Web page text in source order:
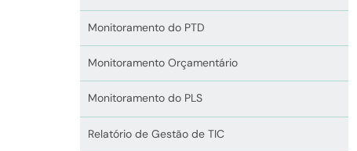
Monitoramento do PTD
Monitoramento Orçamentário
Monitoramento do PLS
Relatório de Gestão de TIC